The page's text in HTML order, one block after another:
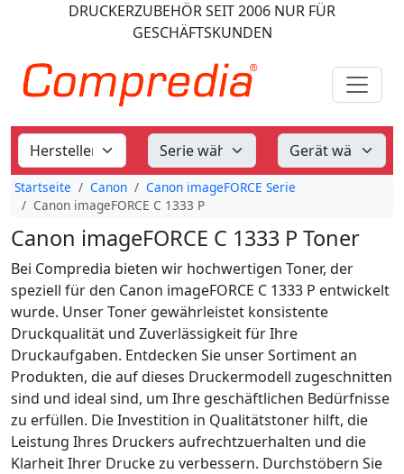
DRUCKERZUBEHÖRSEIT 2006 NUR FÜR
GESCHÄFTSKUNDEN
Startseite Canon
Canon imageFORCE Serie
Canon imageFORCE C 1333 P
Canon imageFORCE C 1333 P Toner
Bei Compredia bieten wir hochwertigen Toner, der
speziell für den Canon imageFORCE C 1333 P entwickelt
wurde. Unser Toner gewährleistet konsistente
Druckqualität und Zuverlässigkeit für Ihre
Druckaufgaben. Entdecken Sie unser Sortiment an
Produkten, die auf dieses Druckermodell zugeschnitten
sind und ideal sind, um Ihre geschäftlichen Bedürfnisse
zu erfüllen. Die Investition in Qualitätstoner hilft, die
Leistung Ihres Druckers aufrechtzuerhalten und die
Klarheit Ihrer Drucke zu verbessern. Durchstöbern Sie